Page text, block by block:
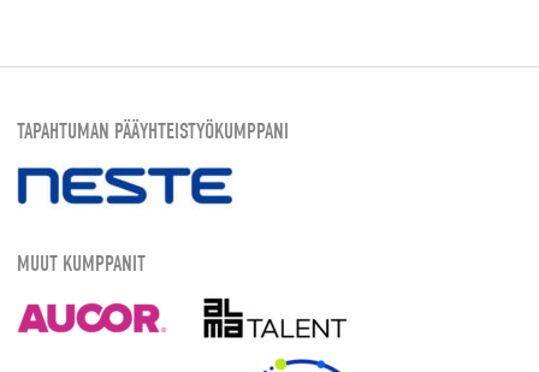
TAPAHTUMAN PÄÄYHTEISTYÖKUMPPANI
MUUT KUMPPANIT